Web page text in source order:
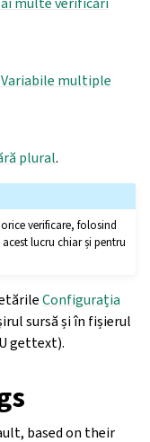
Variabile multiple
plural.
verificare, folosind
lucru chiar și pentru
Configurația
sursă și în fișierul
gettext).
based on their